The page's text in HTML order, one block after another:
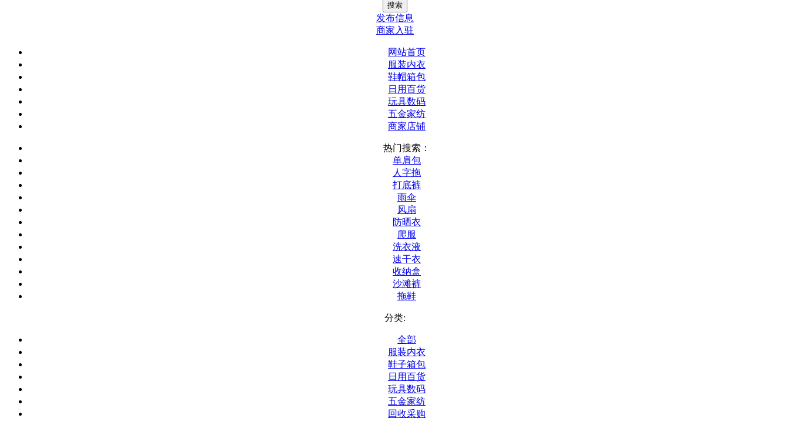
发布信息
商家入驻
网站首页
服装内衣
鞋帽箱包
日用百货
玩具数码
五金家纺
商家店铺
热门搜索：
单肩包
人字拖
打底裤
雨伞
风扇
防晒衣
爬服
洗衣液
速干衣
收纳盒
沙滩裤
拖鞋
分类:
全部
服装内衣
鞋子箱包
日用百货
玩具数码
五金家纺
回收采购